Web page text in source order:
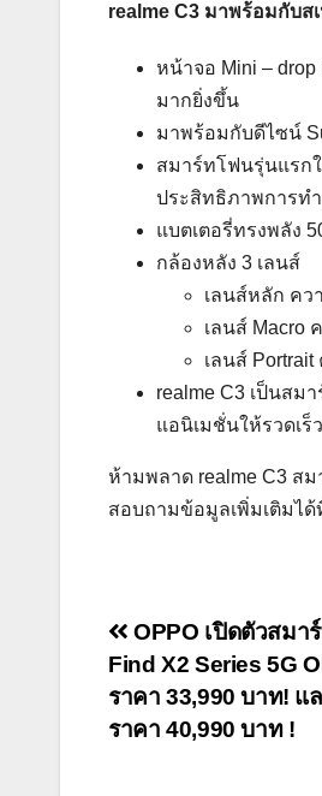
realme C3 มาพร้อมกับส
หน้าจอ Mini –
มากยิ่งขึ้น
มาพร้อมกับดีไซน์
สมาร์ทโฟนรุ่นแรกใ
ประสิทธิภาพการท
แบตเตอรี่ทรงพลัง
กล้องหลัง 3 เลนส์
เลนส์หลัก คว
เลนส์ Macro
เลนส์
realme C3 เป็นสม
แอนิเมชั่นให้รวดเ
ห้ามพลาด realme C3 ส
สอบถามข้อมูลเพิ่มเติมได้
Post
navigation
OPPO เปิดตัวสม
Find X2 Series 5G
ราคา 33,990 บาท! แ
ราคา 40,990 บาท !